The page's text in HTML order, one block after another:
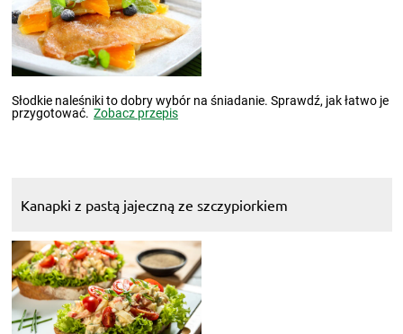
Słodkie naleśniki to dobry wybór na śniadanie. Sprawdź, jak łatwo je
przygotować. Zobacz przepis
Kanapki z pastą jajeczną ze szczypiorkiem